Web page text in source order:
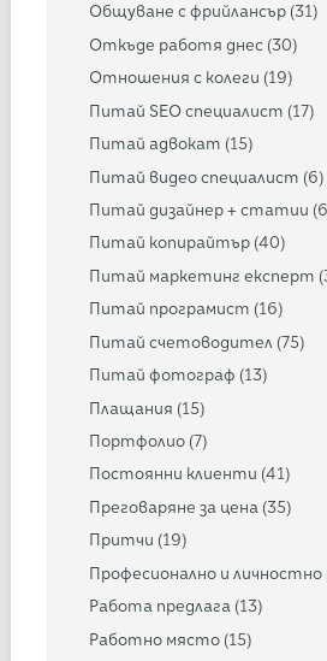
Общуване с фрийлансър (31)
Откъде работя днес (30)
Отношения с колеги (19)
Питай SEO специалист (17)
Питай адвокат (15)
Питай видео специалист (6)
Питай дизайнер + статии
Питай копирайтър (40)
Питай маркетинг експерт
Питай програмист (16)
Питай счетоводител (75)
Питай фотограф (13)
Плащания (15)
Портфолио (7)
Постоянни клиенти (41)
Преговаряне за цена (35)
Притчи (19)
Професионално и
Работа предлага (13)
Работно място (15)